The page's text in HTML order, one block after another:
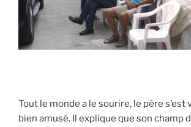
Tout le monde a le sourire, le père
bien amusé. Il explique que son champ